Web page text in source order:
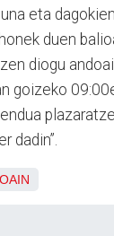
eta
duen
diogu
goizeko
dadin”.